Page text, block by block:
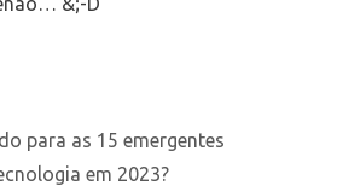
para as 15 emergentes
em 2023?